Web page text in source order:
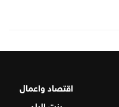
اقتصاد واعمال